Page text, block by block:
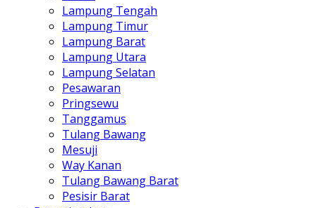
Lampung Tengah
Lampung Timur
Lampung Barat
Lampung Utara
Lampung Selatan
Pesawaran
Pringsewu
Tanggamus
Tulang Bawang
Mesuji
Way Kanan
Tulang Bawang Barat
Pesisir Barat